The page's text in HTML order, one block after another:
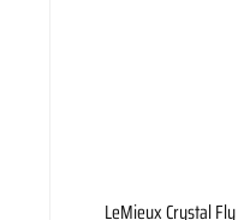
LeMieux Crystal